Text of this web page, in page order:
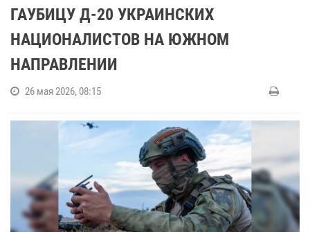
ГАУБИЦУ Д-20 УКРАИНСКИХ
НАЦИОНАЛИСТОВ НА ЮЖНОМ
НАПРАВЛЕНИИ
26 мая 2026, 08:15